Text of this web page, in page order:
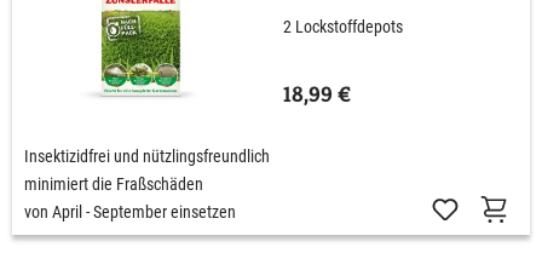
2 Lockstoffdepots
18,99 €
Insektizidfrei und nützlingsfreundlich
minimiert die Fraßschäden
von April - September einsetzen